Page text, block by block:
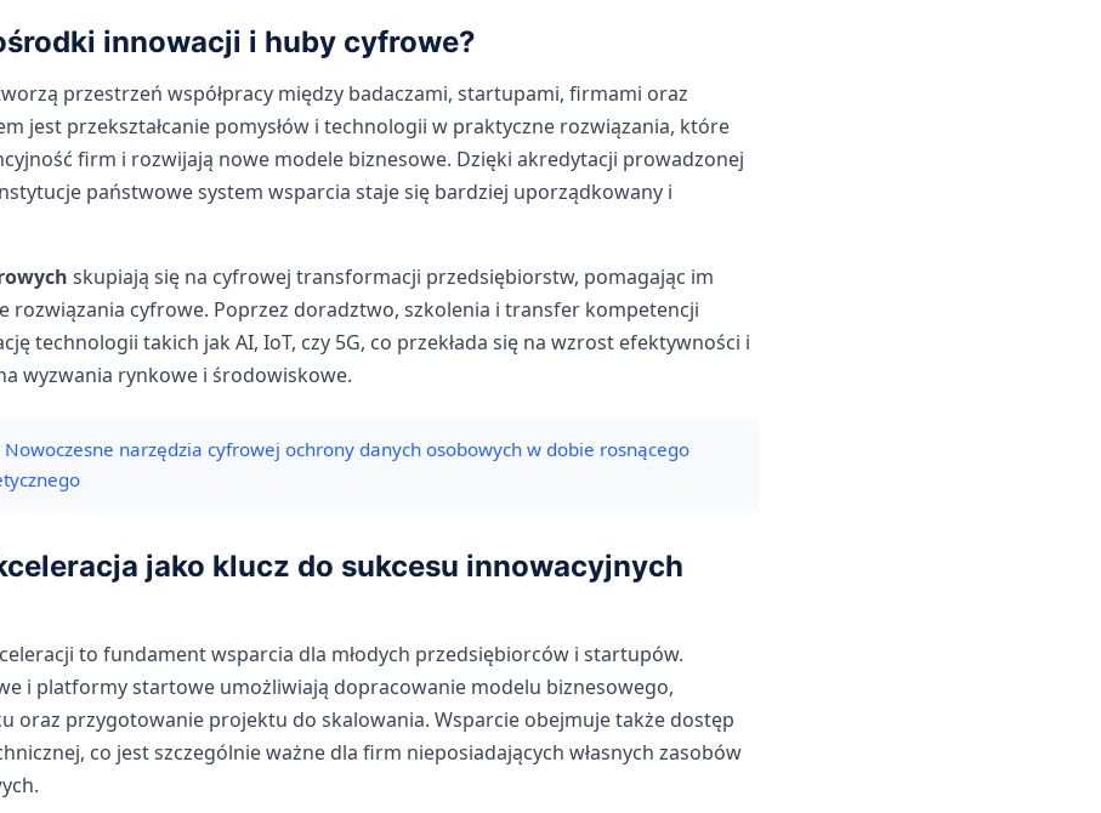
innowacji i huby cyfrowe?
przestrzeń współpracy między badaczami, startupami, firmami oraz
jest przekształcanie pomysłów i technologii w praktyczne rozwiązania, które
firm i rozwijają nowe modele biznesowe. Dzięki akredytacji prowadzonej
państwowe system wsparcia staje się bardziej uporządkowany i
skupiają się na cyfrowej transformacji przedsiębiorstw, pomagając im
rozwiązania cyfrowe. Poprzez doradztwo, szkolenia i transfer kompetencji
technologii takich jak AI, IoT, czy 5G, co przekłada się na wzrost efektywności i
wyzwania rynkowe i środowiskowe.
Nowoczesne narzędzia cyfrowej ochrony danych osobowych w dobie rosnącego
jako klucz do sukcesu innowacyjnych
to fundament wsparcia dla młodych przedsiębiorców i startupów.
i platformy startowe umożliwiają dopracowanie modelu biznesowego,
oraz przygotowanie projektu do skalowania. Wsparcie obejmuje także dostęp
co jest szczególnie ważne dla firm nieposiadających własnych zasobów